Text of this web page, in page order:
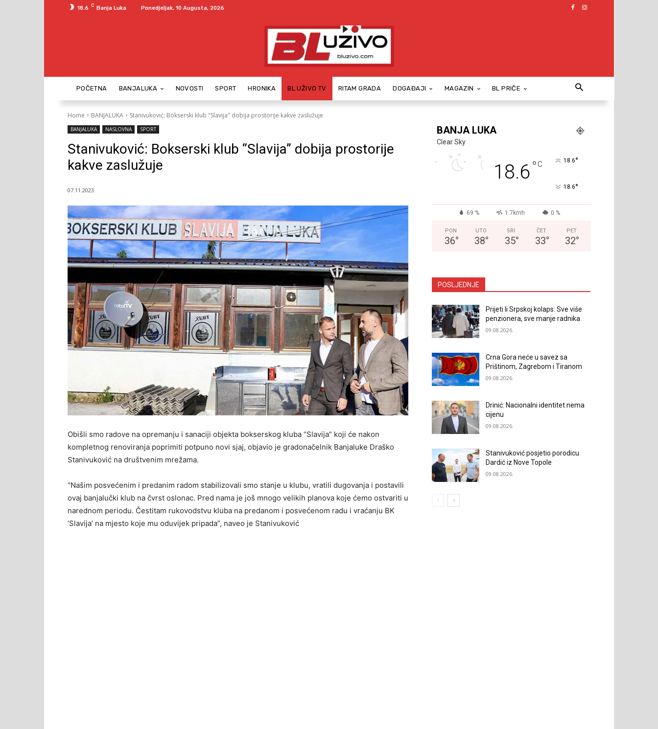
18.6 C Banja Luka Ponedjeljak, 10 Augusta, 2026
POČETNA BANJALUKA NOVOSTI SPORT HRONIKA BL UŽIVO TV RITAM GRADA DOGAĐAJI MAGAZIN BL PRIČE
Home BANJALUKA Stanivuković: Bokserski klub "Slavija" dobija prostorije kakve zaslužuje
BANJALUKA NASLOVNA SPORT
Stanivuković: Bokserski klub “Slavija” dobija prostorije
kakve zaslužuje
07.11.2023.
Obišli smo radove na opremanju i sanaciji objekta bokserskog kluba “Slavija” koji će nakon
kompletnog renoviranja poprimiti potpuno novi sjaj, objavio je gradonačelnik Banjaluke Draško
Stanivuković na društvenim mrežama.
“Našim posvećenim i predanim radom stabilizovali smo stanje u klubu, vratili dugovanja i postavili
ovaj banjalučki klub na čvrst oslonac. Pred nama je još mnogo velikih planova koje ćemo ostvariti u
narednom periodu. Čestitam rukovodstvu kluba na predanom i posvećenom radu i vraćanju BK
‘Slavija’ na mjesto koje mu oduvijek pripada”, naveo je Stanivuković
BANJA LUKA
Clear Sky
18.6°C 18.6°
18.6°
69 % 1.7kmh 0 %
PON
36°
UTO
38°
SRI
35°
ČET
33°
PET
32°
POSLJEDNJE
Prijeti li Srpskoj kolaps: Sve više
penzionera, sve manje radnika
09.08.2026.
Crna Gora neće u savez sa
Prištinom, Zagrebom i Tiranom
09.08.2026.
Drinić: Nacionalni identitet nema
cijenu
09.08.2026.
Stanivuković posjetio porodicu
Dardić iz Nove Topole
09.08.2026.